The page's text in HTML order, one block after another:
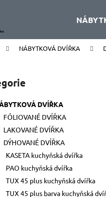
NÁBYTKOVÁ DVÍŘKA
DVÍŘKA
FÓLIOVANÉ DVÍŘKA
LAKOVANÉ DVÍŘKA
DÝHOVANÉ DVÍŘKA
KASETA kuchyňská dvířka
PAO kuchyňská dvířka
TUX 45 plus kuchyňská dvířka
TUX 45 plus barva kuchyňská